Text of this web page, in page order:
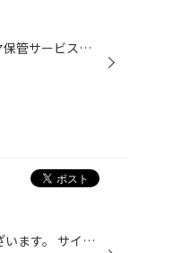
いつも当店をご利用いただきありがとうございます 今回は当店のタイヤ保管サービス「タイヤクローク」のご紹介です シーズンオフのタイヤ、どうしてますか？ ガレージや物置きなど収納場所がある場合は良いのですが、軒先で雨ざらしになっていませんか？ ・・・タイヤ屋としては結構悲しい光景です ...
こんにちは タイヤ館五所川原です。 いつもご覧いただきありがとうございます。 サイズが合えばラッキー(^^)/ 越年品などのすこ～しワケありなタイヤを お得なアウトレット品としてご奉仕しております！！ 一部冬タイヤもございます(^^)/ 良いものをお安く～(#^^#) 在庫限りのアウトレット品やお買...